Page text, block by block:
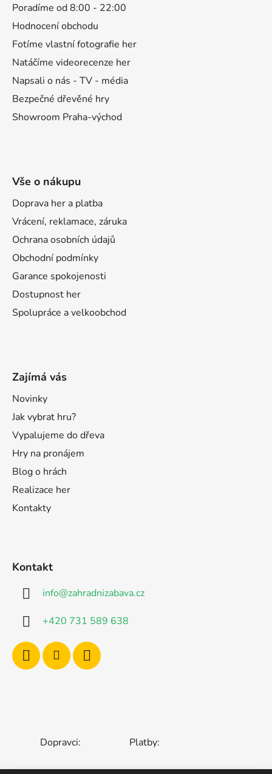
Poradíme od 8:00 - 22:00
Hodnocení obchodu
Fotíme vlastní fotografie her
Natáčíme videorecenze her
Napsali o nás - TV - média
Bezpečné dřevěné hry
Showroom Praha-východ
Vše o nákupu
Doprava her a platba
Vrácení, reklamace, záruka
Ochrana osobních údajů
Obchodní podmínky
Garance spokojenosti
Dostupnost her
Spolupráce a velkoobchod
Zajímá vás
Novinky
Jak vybrat hru?
Vypalujeme do dřeva
Hry na pronájem
Blog o hrách
Realizace her
Kontakty
Kontakt
info@zahradnizabava.cz
+420 731 589 638
Dopravci: Platby: